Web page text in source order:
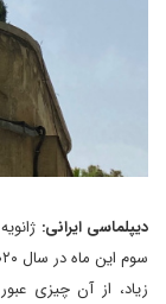
دیپلماسی ایرانی:
زیاد، از آن چیزی